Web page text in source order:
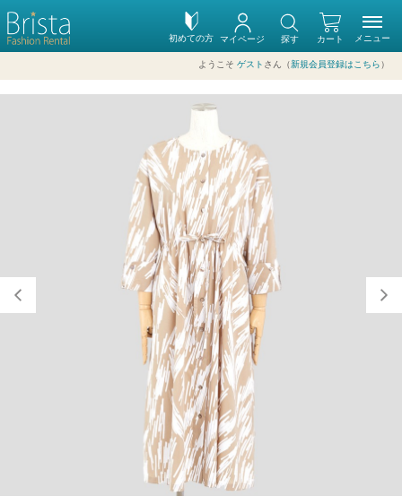
初めての方 カート
マイページ 探す
ようこそ ゲスト さん（新規会員登録はこちら ）
メニュー